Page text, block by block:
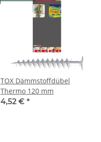
TOX Dämmstoffdübel
Thermo 120 mm
4,52 € *